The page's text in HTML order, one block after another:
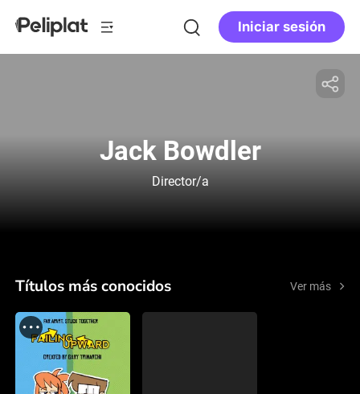
Iniciar sesión
Jack Bowdler
Director/a
Títulos más conocidos Ver más